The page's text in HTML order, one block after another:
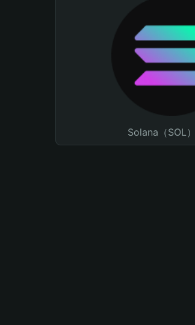
Solana（SOL